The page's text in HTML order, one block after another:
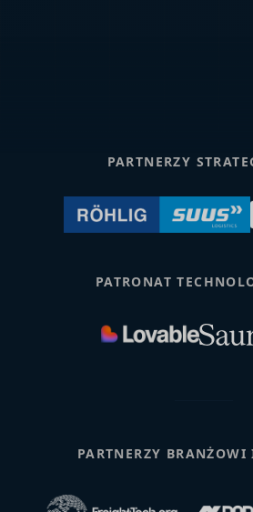
PARTNERZY
PATRONAT
PARTNERZY